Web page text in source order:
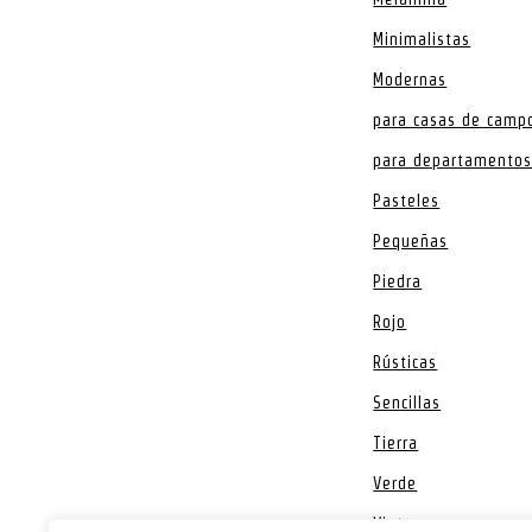
Minimalistas
Modernas
para casas de
para departamentos
Pasteles
Pequeñas
Piedra
Rojo
Rústicas
Sencillas
Tierra
Verde
Vintage